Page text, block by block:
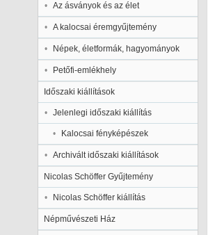
Az ásványok és az élet
A kalocsai éremgyűjtemény
Népek, életformák, hagyományok
Petőfi-emlékhely
Időszaki kiállítások
Jelenlegi időszaki kiállítás
Kalocsai fényképészek
Archivált időszaki kiállítások
Nicolas Schöffer Gyűjtemény
Nicolas Schöffer kiállítás
Népművészeti Ház